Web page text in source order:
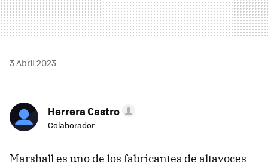
3 Abril 2023
Herrera Castro
Colaborador
Marshall es uno de los fabricantes de altavoces